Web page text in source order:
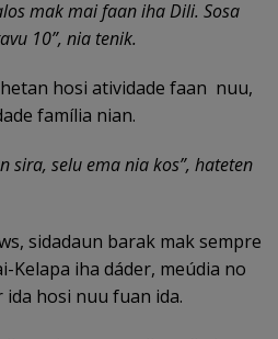
mak mai faan iha Dili. Sosa
10”, nia tenik.
hosi atividade faan nuu,
família nian.
sira, selu ema nia kos”, hateten
sidadaun barak mak sempre
Kelapa iha dáder, meúdia no
hosi nuu fuan ida.